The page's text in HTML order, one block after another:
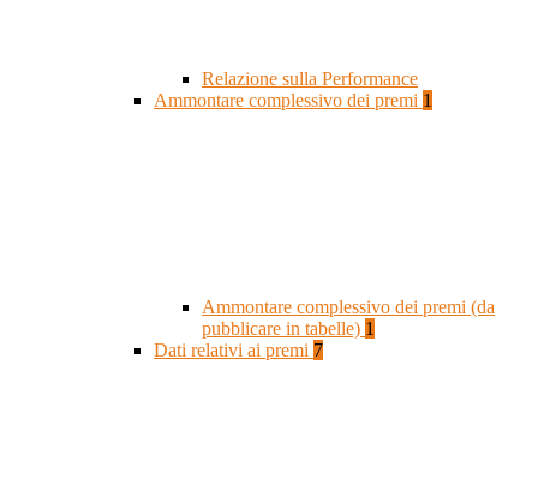
Relazione sulla Performance
Ammontare complessivo dei premi 1
Ammontare complessivo dei premi (da
pubblicare in tabelle) 1
Dati relativi ai premi 7